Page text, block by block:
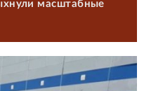
масштабные